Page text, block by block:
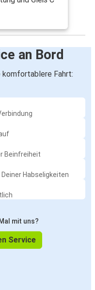
an Bord
komfortablere Fahrt:
Beinfreiheit
Habseligkeiten
mit uns?
Service